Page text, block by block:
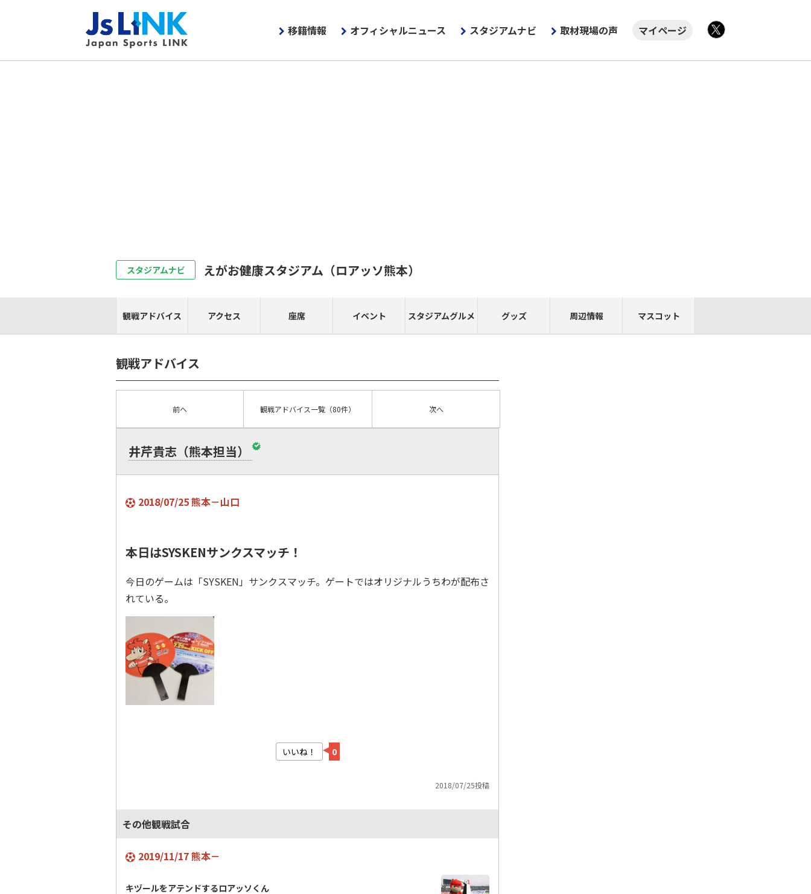
移籍情報 オフィシャルニュース スタジアムナビ 取材現場の声
マイページ
スタジアムナビ えがお健康スタジアム （ロアッソ熊本）
観戦アドバイス アクセス 座席 イベント スタジアムグルメ グッズ 周辺情報 マスコット
観戦アドバイス
前へ 観戦アドバイス一覧 （80件） 次へ
井芹貴志（熊本担当）
2018/07/25 熊本－山口
本日はSYSKENサンクスマッチ！
今日のゲームは「SYSKEN」サンクスマッチ。ゲートではオリジナルうちわが配布さ
れている。
いいね！ 0
2018/07/25投稿
その他観戦試合
2019/11/17 熊本－
キヅールをアテンドするロアッソくん